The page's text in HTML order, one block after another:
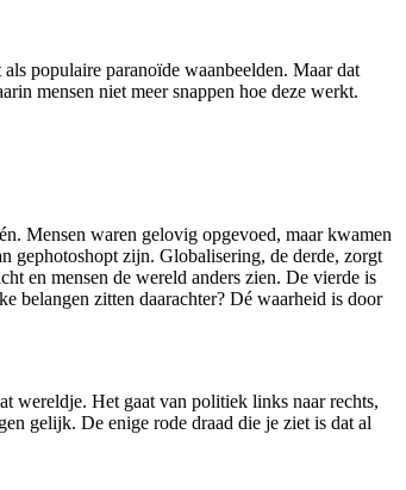
populaire paranoïde waanbeelden. Maar dat
mensen niet meer snappen hoe deze werkt.
Mensen waren gelovig opgevoed, maar kwamen
gephotoshopt zijn. Globalisering, de derde, zorgt
en mensen de wereld anders zien. De vierde is
belangen zitten daarachter? Dé waarheid is door
wereldje. Het gaat van politiek links naar rechts,
gelijk. De enige rode draad die je ziet is dat al